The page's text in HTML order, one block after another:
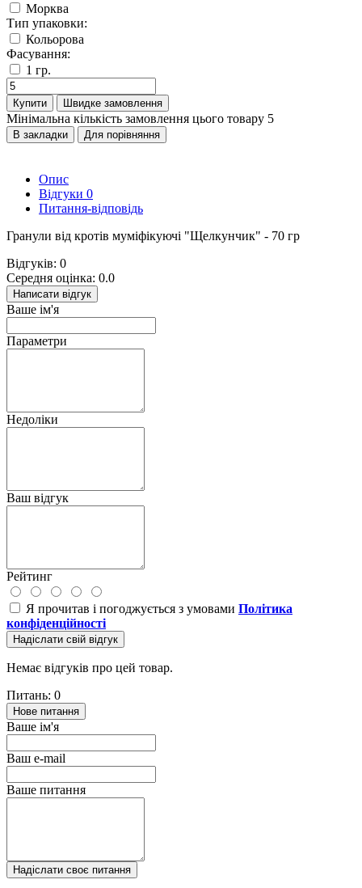
Морква
Тип упаковки:
Кольорова
Фасування:
1 гр.
Купити Швидке замовлення
Мінімальна кількість замовлення цього товару 5
В закладки Для порівняння
Опис
Відгуки 0
Питання-відповідь
Гранули від кротів муміфікуючі "Щелкунчик" - 70 гр
Відгуків: 0
Середня оцінка: 0.0
Написати відгук
Ваше ім'я
Параметри
Недоліки
Ваш відгук
Рейтинг
Я прочитав і погоджується з умовами Політика
конфіденційності
Надіслати свій відгук
Немає відгуків про цей товар.
Питань: 0
Нове питання
Ваше ім'я
Ваш e-mail
Ваше питання
Надіслати своє питання